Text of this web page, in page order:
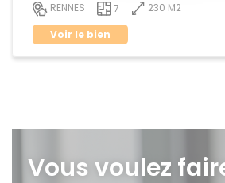
RENNES 7
230 M2
Voir le bien
Vous voulez